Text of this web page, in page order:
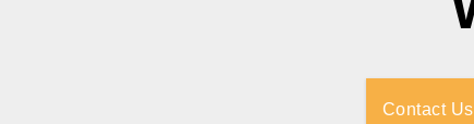
Contact Us